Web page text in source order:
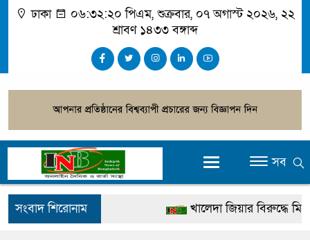
ঢাকা ০৬:৩২:২১ পিএম, শুক্রবার, ০৭ অগাস্ট ২০২৬, ২২
শ্রাবণ ১৪৩৩ বঙ্গাব্দ
সব
সংবাদ শিরোনাম
খালেদা জিয়ার বিরুদ্ধে মিথ্যা